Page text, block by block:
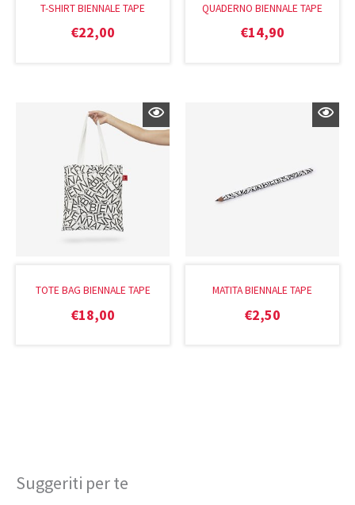
T-SHIRT BIENNALE TAPE
€22,00
QUADERNO BIENNALE TAPE
€14,90
TOTE BAG BIENNALE TAPE
€18,00
MATITA BIENNALE TAPE
€2,50
Suggeriti per te